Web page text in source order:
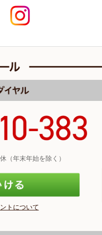
（年末年始を除く）
トについて